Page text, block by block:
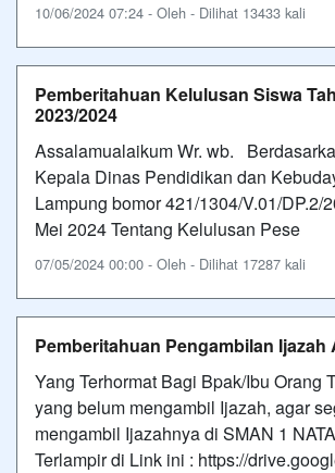
10/06/2024 07:24 - Oleh - Dilihat 13433 kali
Pemberitahuan Kelulusan Siswa
2023/2024
Assalamualaikum Wr. wb.
Kepala Dinas Pendidikan dan
Lampung bomor 421/1304/V.01/DP.2/
Mei 2024 Tentang Kelulusan Pese
07/05/2024 00:00 - Oleh - Dilihat 17287 kali
Pemberitahuan Pengambilan Ijazah
Yang Terhormat Bagi Bpak/Ibu Orang
yang belum mengambil Ijazah, agar
mengambil Ijazahnya di SMAN 1
Terlampir di Link ini : https://